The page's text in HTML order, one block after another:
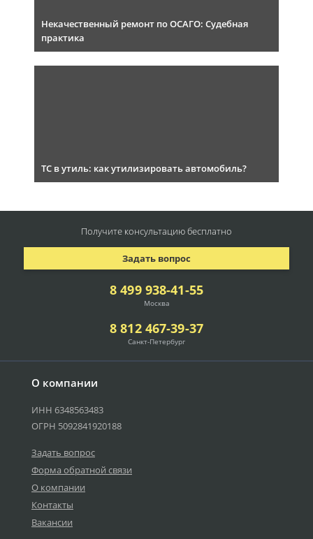
Некачественный ремонт по ОСАГО: Судебная
практика
ТС в утиль: как утилизировать автомобиль?
О компании
ИНН 6348563483
ОГРН 5092841920188
Задать вопрос
Форма обратной связи
О компании
Контакты
Вакансии
8 499 938-41-55
Москва
8 812 467-39-37
Санкт-Петербург
Задать вопрос
Получите консультациюбесплатно